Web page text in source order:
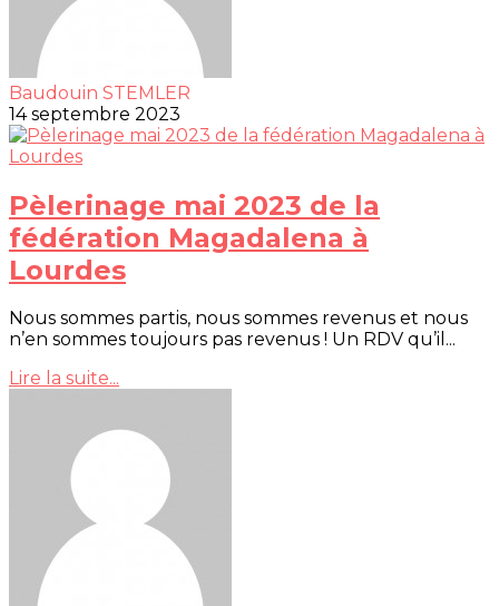
Baudouin STEMLER
14 septembre 2023
Pèlerinage mai 2023 de la
fédération Magadalena à
Lourdes
Nous sommes partis, nous sommes revenus et nous
n’en sommes toujours pas revenus ! Un RDV qu’il...
Lire la suite...